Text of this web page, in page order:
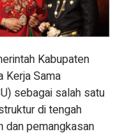
Kabupaten
Kerja Sama
sebagai salah satu
di tengah
dan pemangkasan